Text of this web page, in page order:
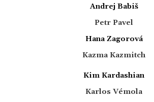
Andrej Babiš
Petr Pavel
Hana Zagorová
Kazma Kazmitch
Kim Kardashian
Karlos Vémola